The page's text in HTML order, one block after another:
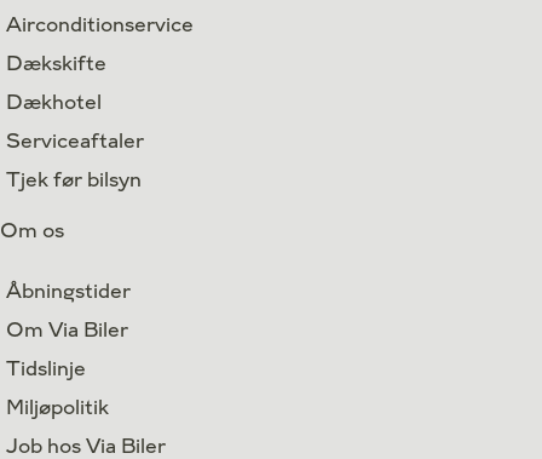
Airconditionservice
Dækskifte
Dækhotel
Serviceaftaler
Tjek før bilsyn
Om os
Åbningstider
Om Via Biler
Tidslinje
Miljøpolitik
Job hos Via Biler